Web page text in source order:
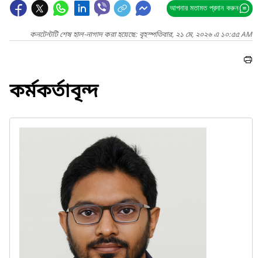
আপনার মতামত প্রদান করুন
কনটেন্টটি শেষ হাল-নাগাদ করা হয়েছে: বৃহস্পতিবার, ২১ মে, ২০২৬ এ ১০:৫৫ AM
কর্মকর্তাবৃন্দ